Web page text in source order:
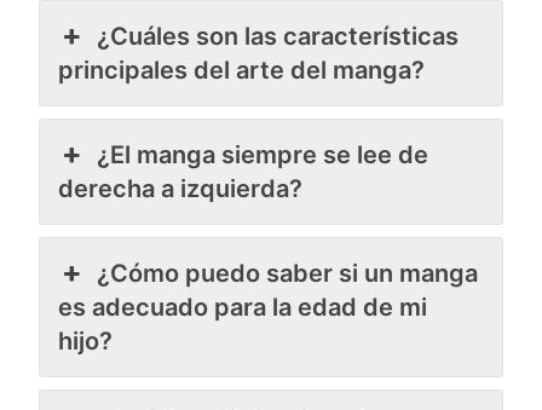
¿Cuáles son las características
principales del arte del manga?
¿El manga siempre se lee de
derecha a izquierda?
¿Cómo puedo saber si un manga
es adecuado para la edad de mi
hijo?